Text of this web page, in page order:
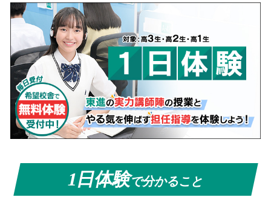
1日体験で分かること